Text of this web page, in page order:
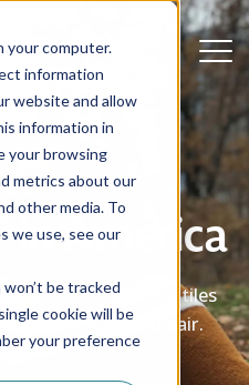
your computer.
information
website and allow
information in
your browsing
metrics about our
other media. To
we use, see our
be tracked
cookie will be
your preference
in America
et des idées utiles
parcours d'au pair.